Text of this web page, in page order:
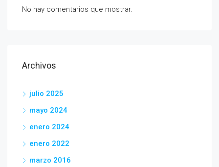
No hay comentarios que mostrar.
Archivos
julio 2025
mayo 2024
enero 2024
enero 2022
marzo 2016